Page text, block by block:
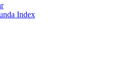
Index